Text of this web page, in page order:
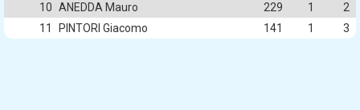
10 ANEDDA Mauro 229 1
2
11
PINTORI Giacomo 141 1 3